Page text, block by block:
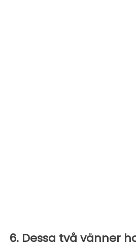
6. Dessa två vänner